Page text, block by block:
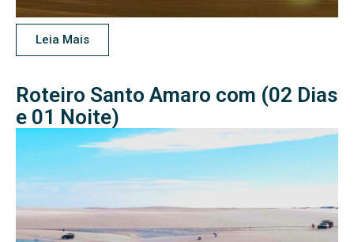
Leia Mais
Roteiro Santo Amaro com (02 Dias
e 01 Noite)